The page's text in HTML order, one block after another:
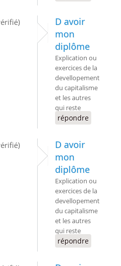
D avoir
mon
diplôme
Explication ou
exercices de la
devellopement
du capitalisme
et les autres
qui reste
répondre
D avoir
mon
diplôme
Explication ou
exercices de la
devellopement
du capitalisme
et les autres
qui reste
répondre